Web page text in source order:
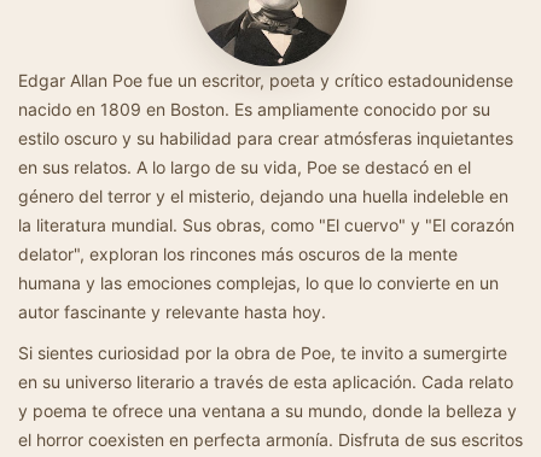
Edgar Allan Poe fue un escritor, poeta y crítico estadounidense
nacido en 1809 en Boston. Es ampliamente conocido por su
estilo oscuro y su habilidad para crear atmósferas inquietantes
en sus relatos. A lo largo de su vida, Poe se destacó en el
género del terror y el misterio, dejando una huella indeleble en
la literatura mundial. Sus obras, como "El cuervo" y "El corazón
delator", exploran los rincones más oscuros de la mente
humana y las emociones complejas, lo que lo convierte en un
autor fascinante y relevante hasta hoy.
Si sientes curiosidad por la obra de Poe, te invito a sumergirte
en su universo literario a través de esta aplicación. Cada relato
y poema te ofrece una ventana a su mundo, donde la belleza y
el horror coexisten en perfecta armonía. Disfruta de sus escritos